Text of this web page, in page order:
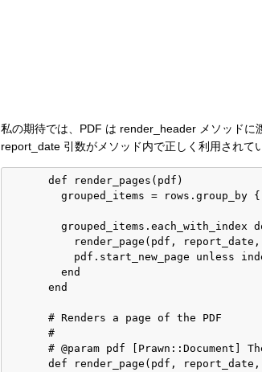
私の期待では、PDF は render_header メソッドに
report_date 引数がメソッド内で正しく利用されて
      def render_pages(pdf)
grouped_items = rows.group_by
grouped_items.each_with_index
render_page(pdf,
pdf.start_new_page unless
        end
      end
      # Renders a page of the PDF
      #
# @param pdf [Prawn::Document]
def render_page(pdf,